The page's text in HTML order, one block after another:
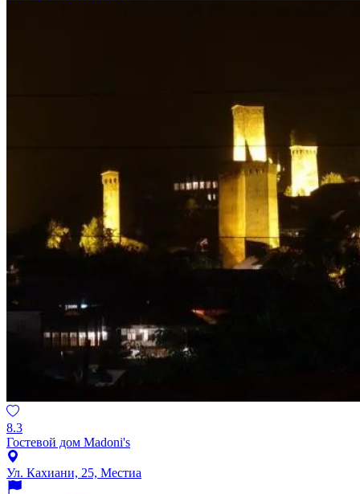
8.3
Гостевой дом Madoni's
Ул. Кахиани, 25, Местиа